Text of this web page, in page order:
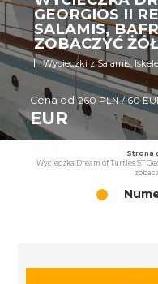
GEORGIOS II
SALAMIS,
ZOBACZYĆ
Wycieczki z Salamis,
Cena od 260 PLN / 60
EUR
Strona
Wycieczka Dream of Turtles ST